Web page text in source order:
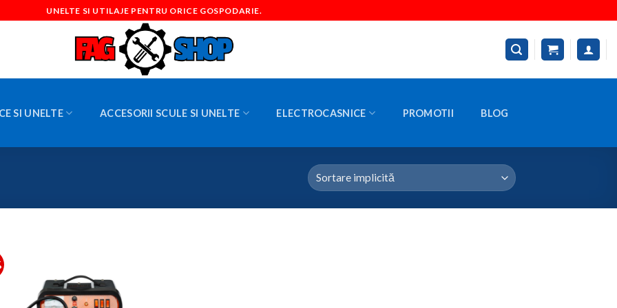
UNELTE SI UTILAJE PENTRU ORICE GOSPODARIE.
SI UNELTE ACCESORII SCULE SI UNELTE ELECTROCASNICE PROMOTII BLOG